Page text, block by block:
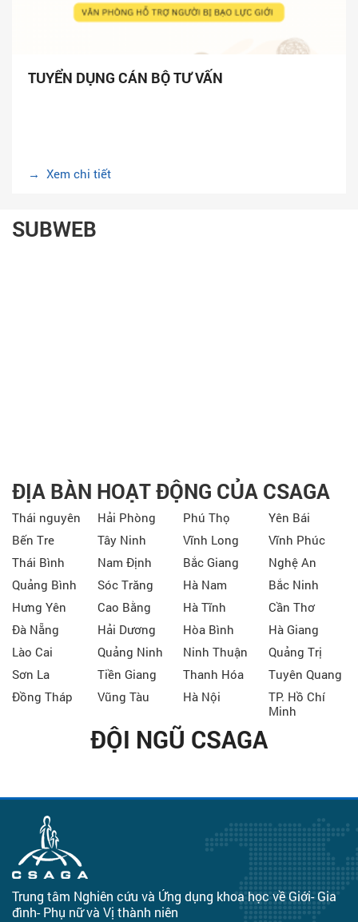
TUYỂN DỤNG CÁN BỘ TƯ VẤN
→ Xem chi tiết
SUBWEB
ĐỊA BÀN HOẠT ĐỘNG CỦA CSAGA
Thái nguyên Hải Phòng Phú Thọ
Yên Bái
Bến Tre
Tây Ninh Vĩnh Long
Vĩnh Phúc
Thái Bình
Nam Định Bắc Giang
Nghệ An
Quảng Bình
Sóc Trăng Hà Nam
Bắc Ninh
Hưng Yên
Cao Bằng Hà Tĩnh
Cần Thơ
Đà Nẵng
Hải Dương Hòa Bình
Hà Giang
Lào Cai
Quảng Ninh Ninh Thuận
Quảng Trị
Sơn La
Tiền Giang Thanh Hóa
Tuyên Quang
Đồng Tháp
Vũng Tàu Hà Nội
TP. Hồ Chí
Minh
ĐỘI NGŨ CSAGA
Trung tâm Nghiên cứu và Ứng dụng khoa học về Giới- Gia
đình- Phụ nữ và Vị thành niên